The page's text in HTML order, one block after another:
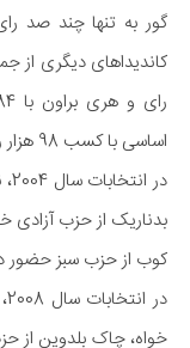
گور به تنها چند صد
اساسی با کسب 98 هزار رای در رتبه های بعدی قرار گرفتند.
بدناریک از حزب آزادی
کوب از حزب سبز حضور داشتند که آرایی
خواه، چاک بلدوین از